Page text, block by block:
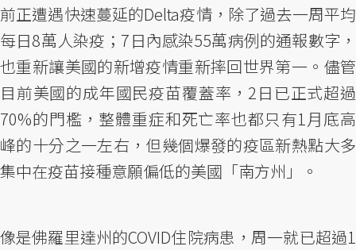
前正遭遇快速蔓延的Delta疫情，除了過去一周平均
每日8萬人染疫；7日內感染55萬病例的通報數字，
也重新讓美國的新增疫情重新摔回世界第一。儘管
目前美國的成年國民疫苗覆蓋率，2日已正式超過
70%的門檻，整體重症和死亡率也都只有1月底高
峰的十分之一左右，但幾個爆發的疫區新熱點大多
集中在疫苗接種意願偏低的美國「南方州」。
像是佛羅里達州的COVID住院病患，周一就已超過1